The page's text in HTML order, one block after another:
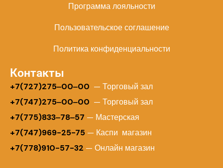
Программа лояльности
Пользовательское соглашение
Политика конфиденциальности
Контакты
+7(727)275‒00‒00 — Торговый зал
+7(747)275‒00‒00 — Торговый зал
+7(775)833‒78‒57 — Мастерская
+7(747)969-25-75 — Каспи магазин
+7(778)910-57-32 — Онлайн магазин